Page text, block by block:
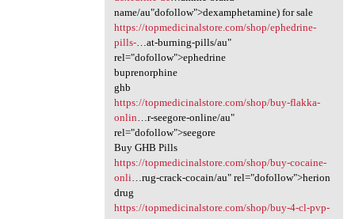
name/au"dofollow">dexamphetamine) for sale
https://topmedicinalstore.com/shop/ephedrine-
pills-…at-burning-pills/au"
rel="dofollow">ephedrine
buprenorphine
ghb
https://topmedicinalstore.com/shop/buy-flakka-
onlin…r-seegore-online/au"
rel="dofollow">seegore
Buy GHB Pills
https://topmedicinalstore.com/shop/buy-cocaine-
onli…rug-crack-cocain/au" rel="dofollow">herion
drug
https://topmedicinalstore.com/shop/buy-4-cl-pvp-